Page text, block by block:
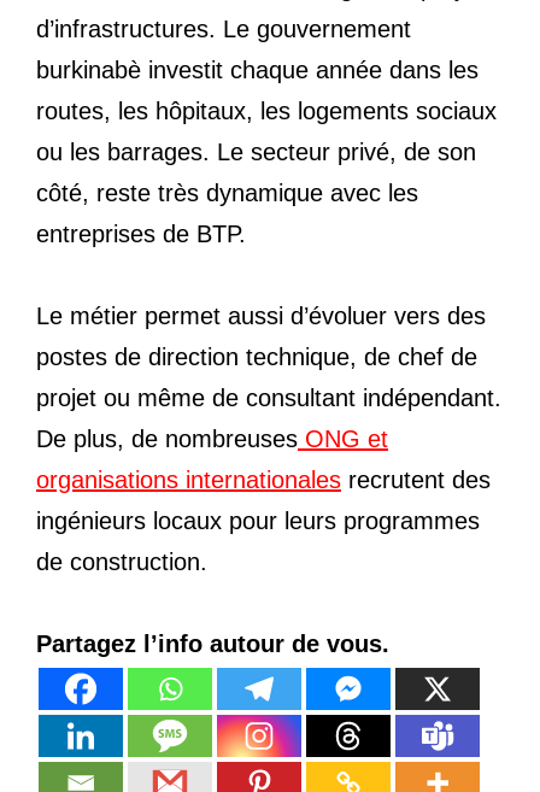
d’infrastructures. Le gouvernement
burkinabè investit chaque année dans les
routes, les hôpitaux, les logements sociaux
ou les barrages. Le secteur privé, de son
côté, reste très dynamique avec les
entreprises de BTP.
Le métier permet aussi d’évoluer vers des
postes de direction technique, de chef de
projet ou même de consultant indépendant.
De plus, de nombreuses ONG et
organisations internationales recrutent des
ingénieurs locaux pour leurs programmes
de construction.
Partagez l’info autour de vous.